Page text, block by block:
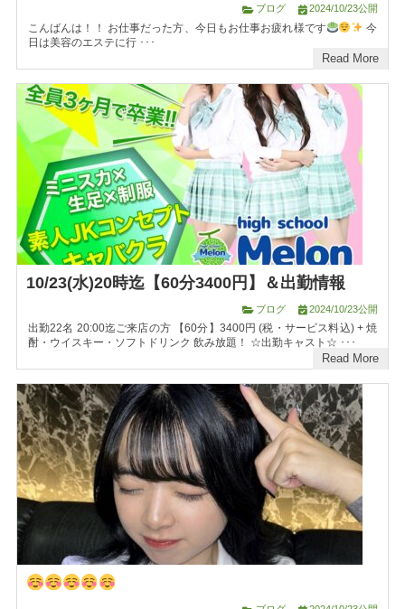
ブログ 2024/10/23公開
こんばんは！！ お仕事だった方、今日もお仕事お疲れ様です
今
日は美容のエステに行 ･･･
Read More
10/23(水)20時迄【60分3400円】＆出勤情報
ブログ 2024/10/23公開
出勤22名 20:00迄ご来店の方 【60分】3400円 (税・サービス料込) + 焼
酎・ウイスキー・ソフトドリンク 飲み放題！ ☆出勤キャスト☆ ･･･
Read More